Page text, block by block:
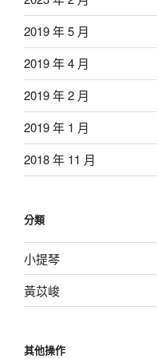
2019 年 5 月
2019 年 4 月
2019 年 2 月
2019 年 1 月
2018 年 11 月
分類
小提琴
黃苡峻
其他操作